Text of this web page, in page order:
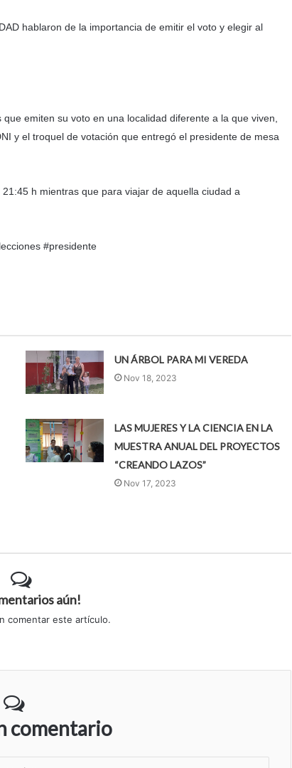
hablaron de la importancia de emitir el voto y elegir al
emiten su voto en una localidad diferente a la que viven,
y el troquel de votación que entregó el presidente de mesa
h mientras que para viajar de aquella ciudad a
#presidente
UN ÁRBOL PARA MI VEREDA
Nov 18, 2023
LAS MUJERES Y LA CIENCIA EN LA
MUESTRA ANUAL DEL PROYECTOS
“CREANDO LAZOS”
Nov 17, 2023
aún!
comentar este artículo.
comentario